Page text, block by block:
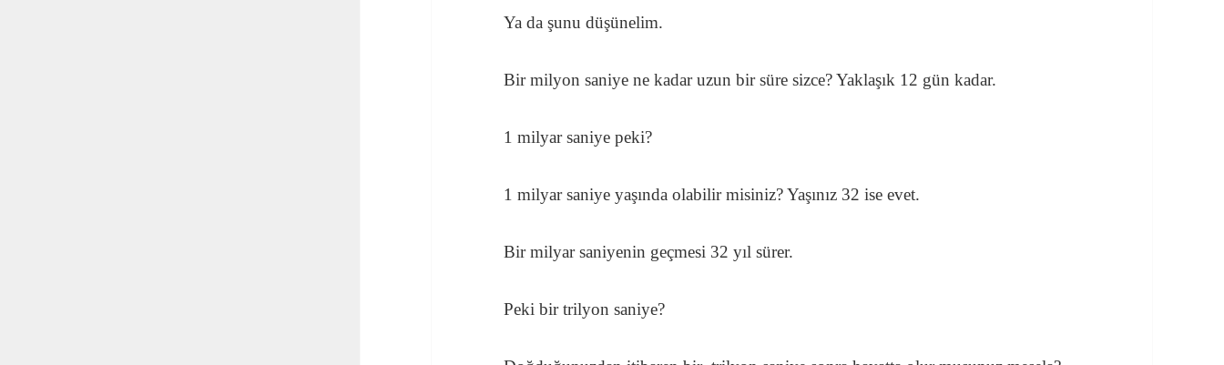
Ya da şunu düşünelim.
Bir milyon saniye ne kadar uzun bir süre sizce? Yaklaşık 12 gün kadar.
1 milyar saniye peki?
1 milyar saniye yaşında olabilir misiniz? Yaşınız 32 ise evet.
Bir milyar saniyenin geçmesi 32 yıl sürer.
Peki bir trilyon saniye?